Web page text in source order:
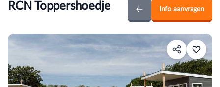
RCN Toppershoedje Info aanvragen